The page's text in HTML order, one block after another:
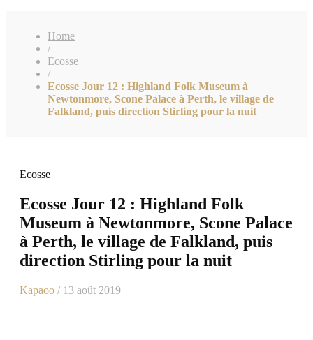
Home
/
Ecosse
/
Ecosse Jour 12 : Highland Folk Museum à
Newtonmore, Scone Palace à Perth, le village de
Falkland, puis direction Stirling pour la nuit
Ecosse
Ecosse Jour 12 : Highland Folk
Museum à Newtonmore, Scone Palace
à Perth, le village de Falkland, puis
direction Stirling pour la nuit
Kapaoo / 13 août 2019